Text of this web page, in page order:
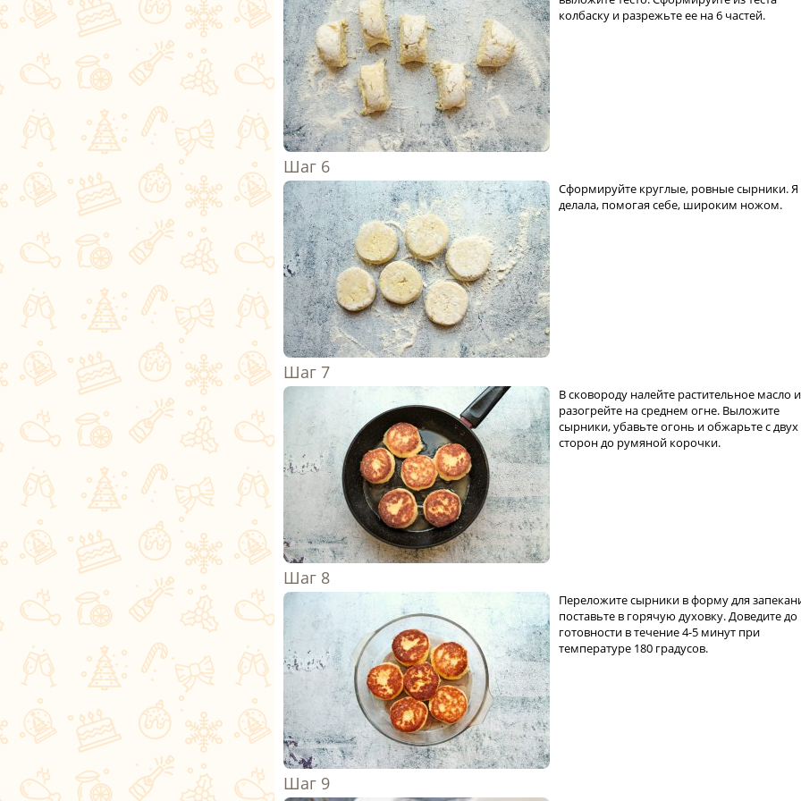
колбаску и разрежьте ее на 6 частей.
Сформируйте круглые, ровные сырники. Я
делала, помогая себе, широким ножом.
В сковороду налейте растительное масло и
разогрейте на среднем огне. Выложите
сырники, убавьте огонь и обжарьте с двух
сторон до румяной корочки.
Переложите сырники в форму для
поставьте в горячую духовку. Доведите до
готовности в течение 4-5 минут при
температуре 180 градусов.